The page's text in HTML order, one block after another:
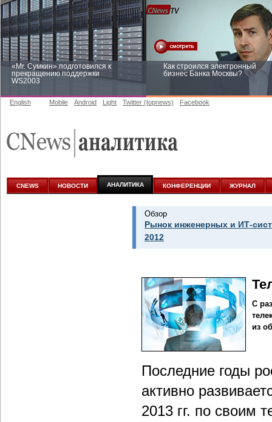
«Mr. Сумкин» подготовился к
прекращению поддержки
WS2003
Как строился электронный
бизнес Банка Москвы?
аналитике
English Mobile Android Light Twitter (topnews) Facebook
CNEWS НОВОСТИ АНАЛИТИКА КОНФЕРЕНЦИИ ЖУРНАЛ
Обзор
Рынок инженерных и ИТ-
2012
С
из
Последние годы
активно
2013 гг. по своим